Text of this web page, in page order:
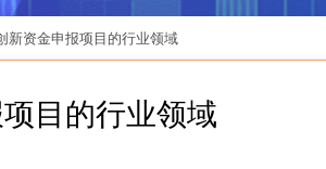
新资金申报项目的行业领域
目的行业领域